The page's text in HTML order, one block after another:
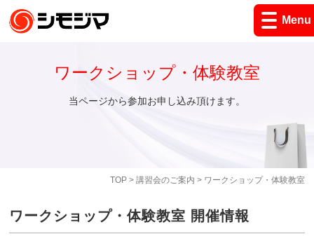
Menu
TOP> 講習会のご案内 > ワークショップ・体験教室
ワークショップ・体験教室
当ページから参加お申し込み頂けます。
ワークショップ・体験教室 開催情報